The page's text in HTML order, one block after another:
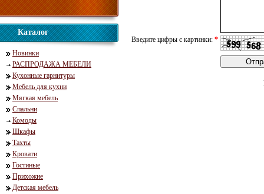
Каталог
Новинки
РАСПРОДАЖА МЕБЕЛИ
Кухонные гарнитуры
Мебель для кухни
Мягкая мебель
Спальни
Комоды
Шкафы
Тахты
Кровати
Гостиные
Прихожие
Детская мебель
Введите цифры с картинки: *